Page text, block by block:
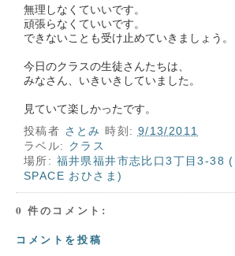
無理しなくていいです。
頑張らなくていいです。
できないことも受け止めていきましょう。
今日のクラスの生徒さんたちは、
みなさん、いきいきしていました。
見ていて楽しかったです。
投稿者 さとみ 時刻: 9/13/2011
ラベル: クラス
場所: 福井県福井市志比口3丁目3-38
SPACE おひさま)
0 件のコメント:
コメントを投稿